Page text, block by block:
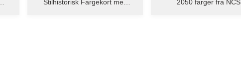
Stilhistorisk Fargekort med
2050 farger fra NCS